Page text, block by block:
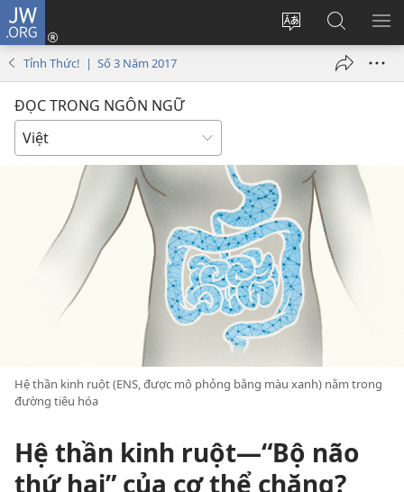
JW.ORG
Thay
Đăng
nhập
Tìm
kiếm
JW.ORG
Tỉnh Thức! | Số 3 Năm 2017
ĐỌC TRONG NGÔN NGỮ
Hệ thần kinh ruột (ENS, được mô phỏng bằng màu xanh) nằm trong
đường tiêu hóa
Hệ thần kinh ruột—“Bộ não
thứ hai” của cơ thể chăng?